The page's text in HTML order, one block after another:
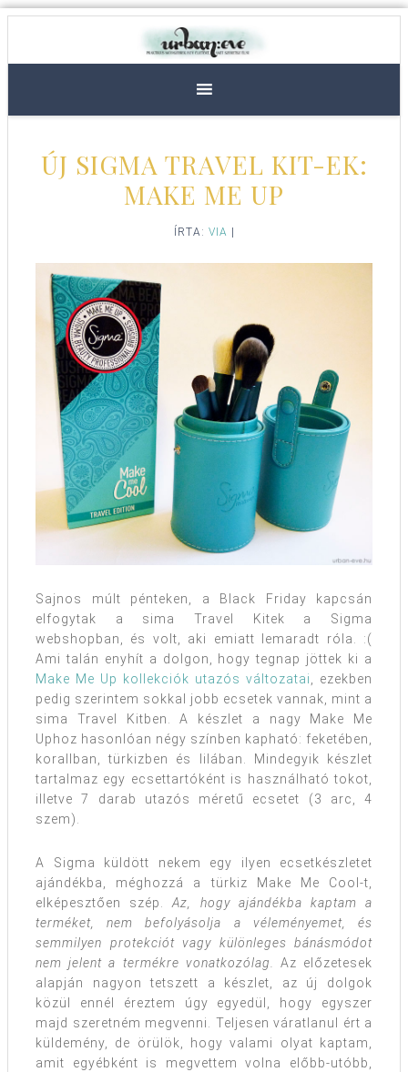
ÚJ SIGMA TRAVEL KIT-EK:
MAKE ME UP
ÍRTA: VIA
Sajnos múlt pénteken, a Black Friday kapcsán
elfogytak a sima Travel Kitek a Sigma
webshopban, és volt, aki emiatt lemaradt róla. :(
Ami talán enyhít a dolgon, hogy tegnap jöttek ki a
Make Me Up kollekciók utazós változatai, ezekben
pedig szerintem sokkal jobb ecsetek vannak, mint a
sima Travel Kitben. A készlet a nagy Make Me
Uphoz hasonlóan négy színben kapható: feketében,
korallban, türkizben és lilában. Mindegyik készlet
tartalmaz egy ecsettartóként is használható tokot,
illetve 7 darab utazós méretű ecsetet (3 arc, 4
szem).
A Sigma küldött nekem egy ilyen ecsetkészletet
ajándékba, méghozzá a türkiz Make Me Cool-t,
elképesztően szép.Az, hogy ajándékba kaptam a
terméket, nem befolyásolja a véleményemet, és
semmilyen protekciót vagy különleges bánásmódot
nem jelent a termékre vonatkozólag. Az előzetesek
alapján nagyon tetszett a készlet, az új dolgok
közül ennél éreztem úgy egyedül, hogy egyszer
majd szeretném megvenni. Teljesen váratlanul ért a
küldemény, de örülök, hogy valami olyat kaptam,
amit egyébként is megvettem volna előbb-utóbb,